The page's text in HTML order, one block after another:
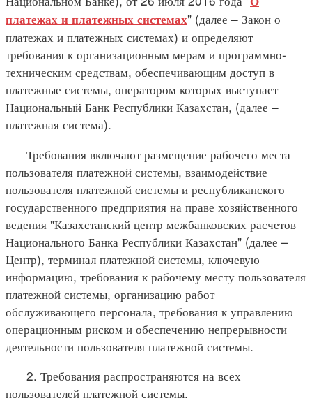
платежах и платежных системах" (далее – Закон о
платежах и платежных системах) и определяют
требования к организационным мерам и программно-
техническим средствам, обеспечивающим доступ в
платежные системы, оператором которых выступает
Национальный Банк Республики Казахстан, (далее –
платежная система).
Требования включают размещение рабочего места
пользователя платежной системы, взаимодействие
пользователя платежной системы и республиканского
государственного предприятия на праве хозяйственного
ведения "Казахстанский центр межбанковских расчетов
Национального Банка Республики Казахстан" (далее –
Центр), терминал платежной системы, ключевую
информацию, требования к рабочему месту пользователя
платежной системы, организацию работ
обслуживающего персонала, требования к управлению
операционным риском и обеспечению непрерывности
деятельности пользователя платежной системы.
2. Требования распространяются на всех
пользователей платежной системы.